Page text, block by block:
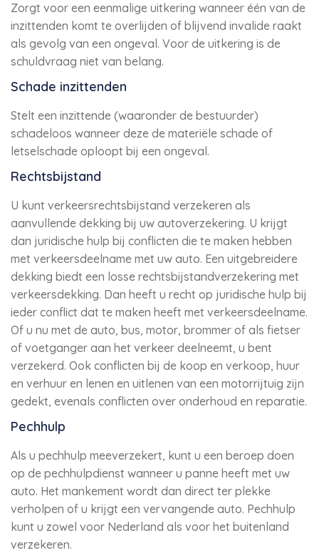
Zorgt voor een eenmalige uitkering wanneer één van de
inzittenden komt te overlijden of blijvend invalide raakt
als gevolg van een ongeval. Voor de uitkering is de
schuldvraag niet van belang.
Schade inzittenden
Stelt een inzittende (waaronder de bestuurder)
schadeloos wanneer deze de materiële schade of
letselschade oploopt bij een ongeval.
Rechtsbijstand
U kunt verkeersrechtsbijstand verzekeren als
aanvullende dekking bij uw autoverzekering. U krijgt
dan juridische hulp bij conflicten die te maken hebben
met verkeersdeelname met uw auto. Een uitgebreidere
dekking biedt een losse rechtsbijstandverzekering met
verkeersdekking. Dan heeft u recht op juridische hulp bij
ieder conflict dat te maken heeft met verkeersdeelname.
Of u nu met de auto, bus, motor, brommer of als fietser
of voetganger aan het verkeer deelneemt, u bent
verzekerd. Ook conflicten bij de koop en verkoop, huur
en verhuur en lenen en uitlenen van een motorrijtuig zijn
gedekt, evenals conflicten over onderhoud en reparatie.
Pechhulp
Als u pechhulp meeverzekert, kunt u een beroep doen
op de pechhulpdienst wanneer u panne heeft met uw
auto. Het mankement wordt dan direct ter plekke
verholpen of u krijgt een vervangende auto. Pechhulp
kunt u zowel voor Nederland als voor het buitenland
verzekeren.